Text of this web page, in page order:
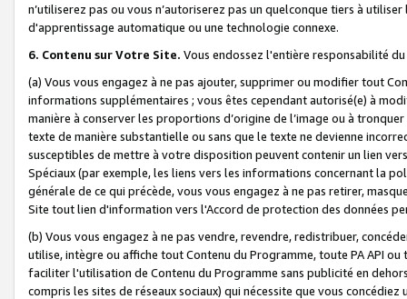
n’utiliserez pas ou vous n’autoriserez pas un quelconque tiers à
d'apprentissage automatique ou une technologie connexe.
6. Contenu sur Votre Site. Vous endossez l'entière responsabilité
(a) Vous vous engagez à ne pas ajouter, supprimer ou modifier tout
informations supplémentaires ; vous êtes cependant autorisé(e) à
manière à conserver les proportions d’origine de l’image ou à
texte de manière substantielle ou sans que le texte ne devienne
susceptibles de mettre à votre disposition peuvent contenir un lien
Spéciaux (par exemple, les liens vers les informations concernant la
générale de ce qui précède, vous vous engagez à ne pas retirer,
Site tout lien d'information vers l'Accord de protection des données
(b) Vous vous engagez à ne pas vendre, revendre, redistribuer,
utilise, intègre ou affiche tout Contenu du Programme, toute PA API
faciliter l'utilisation de Contenu du Programme sans publicité en
compris les sites de réseaux sociaux) qui nécessite que vous